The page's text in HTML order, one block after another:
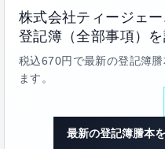
株式会社ティージェ
登記簿（全部事項）
税込670円で最新の登記簿
ます。
最新の登記簿謄本